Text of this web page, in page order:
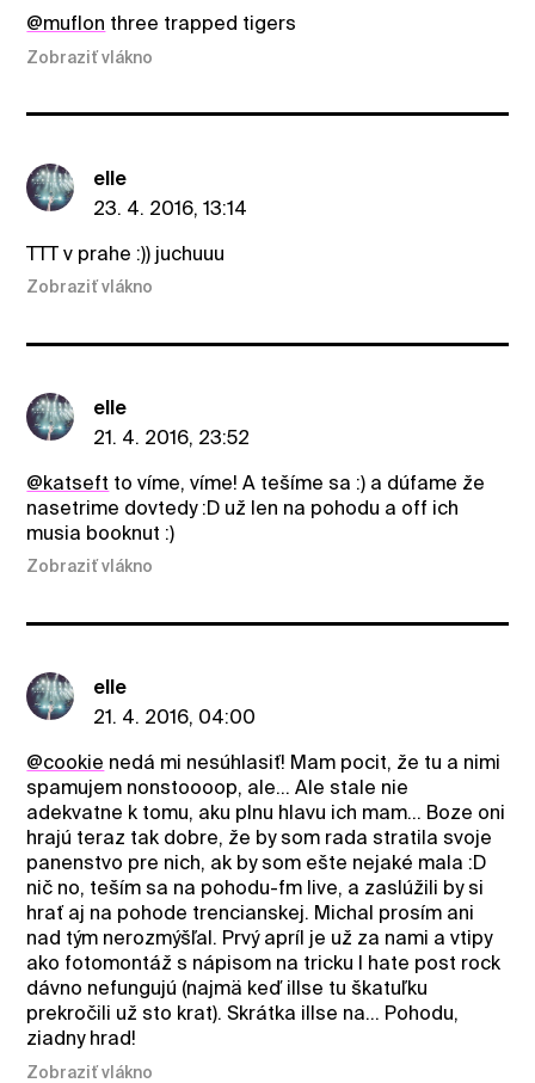
@muflon three trapped tigers
Zobraziť vlákno
elle
23. 4. 2016, 13:14
TTT v prahe :)) juchuuu
Zobraziť vlákno
elle
21. 4. 2016, 23:52
@katseft to víme, víme! A tešíme sa :) a dúfame že
nasetrime dovtedy :D už len na pohodu a off ich
musia booknut :)
Zobraziť vlákno
elle
21. 4. 2016, 04:00
@cookie nedá mi nesúhlasiť! Mam pocit, že tu a nimi
spamujem nonstoooop, ale... Ale stale nie
adekvatne k tomu, aku plnu hlavu ich mam... Boze oni
hrajú teraz tak dobre, že by som rada stratila svoje
panenstvo pre nich, ak by som ešte nejaké mala :D
nič no, teším sa na pohodu-fm live, a zaslúžili by si
hrať aj na pohode trencianskej. Michal prosím ani
nad tým nerozmýšľal. Prvý apríl je už za nami a vtipy
ako fotomontáž s nápisom na tricku I hate post rock
dávno nefungujú (najmä keď illse tu škatuľku
prekročili už sto krat). Skrátka illse na... Pohodu,
ziadny hrad!
Zobraziť vlákno